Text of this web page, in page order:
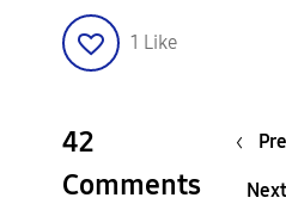
1 Like
42
Comments
Next